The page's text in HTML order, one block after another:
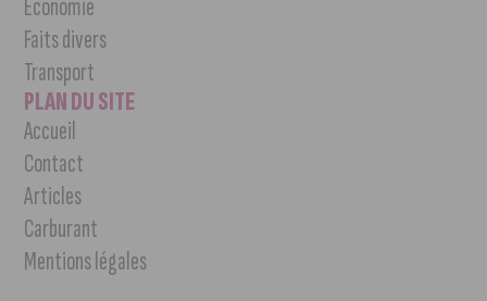
Économie
Faits divers
Transport
PLAN DU SITE
Accueil
Contact
Articles
Carburant
Mentions légales